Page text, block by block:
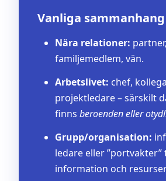
Vanliga sammanhang
Nära relationer: partner,
familjemedlem, vän.
Arbetslivet: chef,
projektledare – särskilt
finns beroenden eller
Grupp/organisation:
ledare eller ”portvakter”
information och